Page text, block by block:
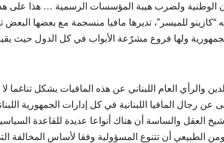
ولضرب هيبة المؤسسات الرسمية … هذا على
“كازينو للميسر”، تديرها مافيا منسجمة مع بعضها
ولها فروع مشرّعة الأبواب في كل الدول حيث
والرأي العام اللبناني عن هذه المافيات يشكل تناغما
رجال المافيا اللبنانية في كل إدارات الجمهورية
العقل والساسة أن هناك أنواعا عديدة للقاعدة
، ومن الطبيعي أن تتنوع المسؤولية وفقا لأساس المخالفة